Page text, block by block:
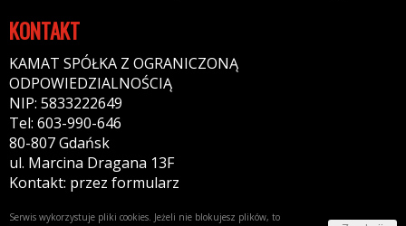
KONTAKT
KAMAT SPÓŁKA Z OGRANICZONĄ
ODPOWIEDZIALNOŚCIĄ
NIP: 5833222649
Tel: 603-990-646
80-807 Gdańsk
ul. Marcina Dragana 13F
Kontakt: przez formularz
Serwis wykorzystuje pliki cookies. Jeżeli nie blokujesz plików, to